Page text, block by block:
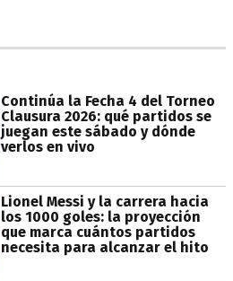
Continúa la Fecha 4 del Torneo
Clausura 2026: qué partidos se
juegan este sábado y dónde
verlos en vivo
Lionel Messi y la carrera hacia
los 1000 goles: la proyección
que marca cuántos partidos
necesita para alcanzar el hito